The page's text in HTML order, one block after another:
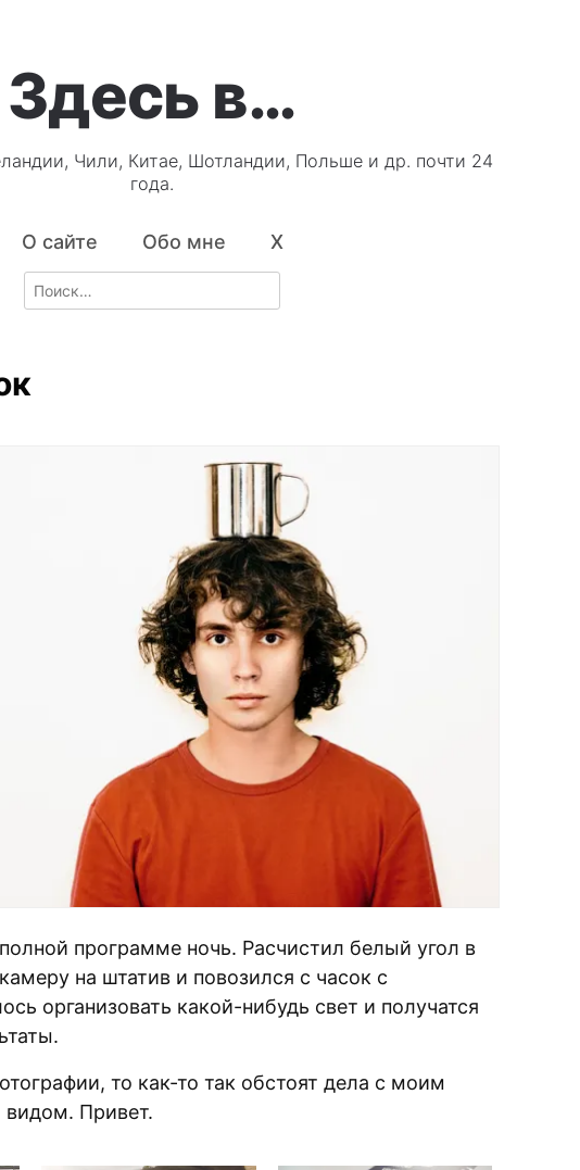
Здесь в…
Чили, Китае, Шотландии, Польше и др. почти 24
года.
О сайте Обо мне X
Search
for:
программе ночь. Расчистил белый угол в
на штатив и повозился с часок с
организовать какой-нибудь свет и получатся
то как-то так обстоят дела с моим
Привет.